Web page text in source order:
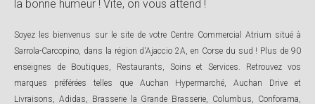
la bonne humeur ! Vite, on vous attend !
Soyez les bienvenus sur le site de votre Centre Commercial Atrium situé à
Sarrola-Carcopino, dans la région d'Ajaccio 2A, en Corse du sud ! Plus de 90
enseignes de Boutiques, Restaurants, Soins et Services. Retrouvez vos
marques préférées telles que Auchan Hypermarché, Auchan Drive et
Livraisons, Adidas, Brasserie la Grande Brasserie, Columbus, Conforama,